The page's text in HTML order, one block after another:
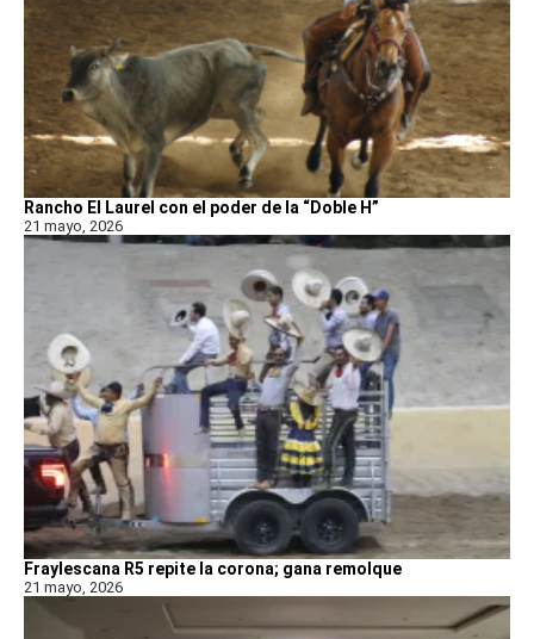
Rancho El Laurel con el poder de la “Doble H”
21 mayo, 2026
Fraylescana R5 repite la corona; gana remolque
21 mayo, 2026